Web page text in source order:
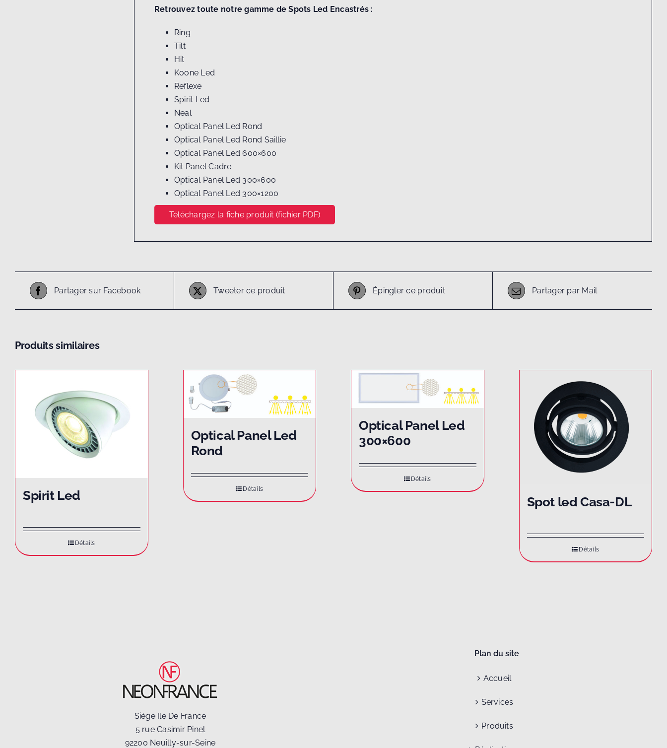
Retrouvez toute notre gamme de Spots Led Encastrés :
Ring
Tilt
Hit
Koone Led
Reflexe
Spirit Led
Neal
Optical Panel Led Rond
Optical Panel Led Rond Saillie
Optical Panel Led 600×600
Kit Panel Cadre
Optical Panel Led 300×600
Optical Panel Led 300×1200
Téléchargez la fiche produit (fichier PDF)
Partager sur Facebook Tweeter ce produit Épingler ce produit Partager par Mail
Produits similaires
Spirit Led
Détails
Optical Panel Led
Rond
Détails
Optical Panel Led
300×600
Détails
Spot led Casa-DL
Détails
Siège Ile De France
5 rue Casimir Pinel
92200 Neuilly-sur-Seine
Plan du site
Accueil
Services
Produits